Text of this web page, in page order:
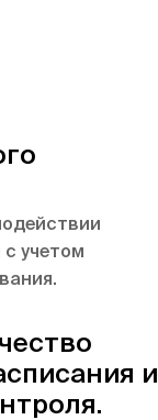
учетом
и